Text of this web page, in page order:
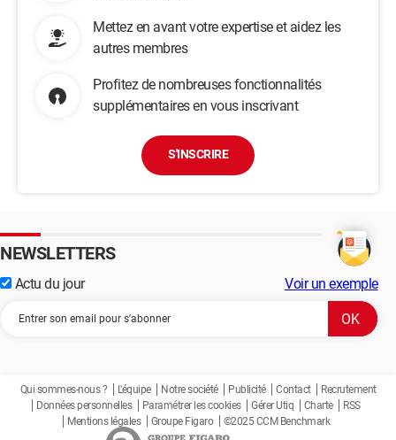
Mettez en avant votre expertise et aidez les
autres membres
Profitez de nombreuses fonctionnalités
supplémentaires en vous inscrivant
S'INSCRIRE
NEWSLETTERS
Actu du jour Voir un exemple
Qui sommes-nous ? L'équipe Notre société Publicité Contact
Recrutement
Données personnelles
Paramétrer les cookies Gérer Utiq Charte
RSS
Mentions légales
Groupe Figaro ©2025 CCM Benchmark